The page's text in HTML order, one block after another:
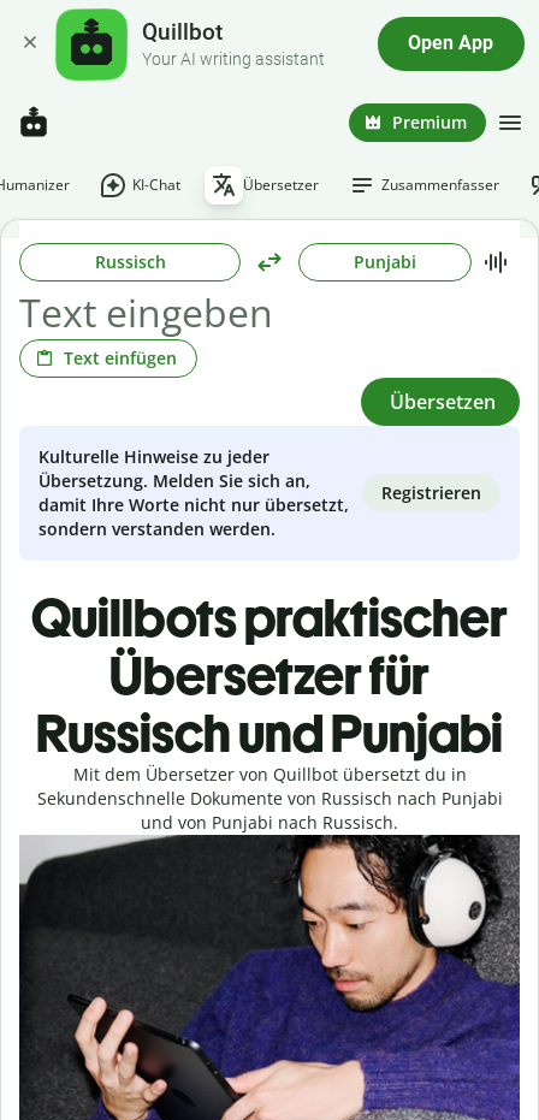
Quillbot
Your AI writing assistant
Open App
Premium
KI-Chat Übersetzer Zusammenfasser
Russisch Punjabi
Text einfügen
Übersetzen
Kulturelle Hinweise zu jeder
Übersetzung. Melden Sie sich an,
damit Ihre Worte nicht nur übersetzt,
sondern verstanden werden.
Registrieren
Quillbots praktischer
Übersetzer für
Russisch und Punjabi
Mit dem Übersetzer von Quillbot übersetzt du in
Sekundenschnelle Dokumente von Russisch nach Punjabi
und von Punjabi nach Russisch.